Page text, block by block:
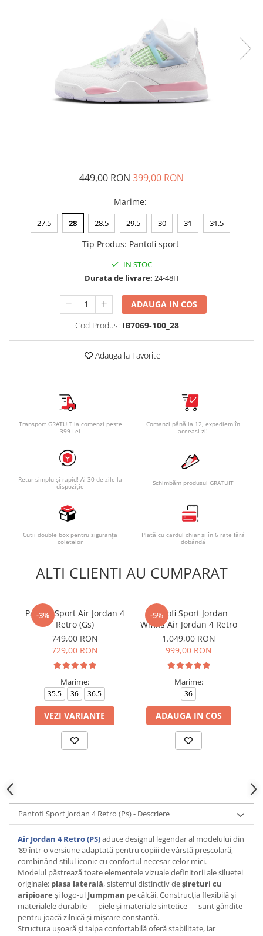
Pantaloni scurti Copii
Ingrijire incaltaminte
449,00 RON399,00 RON
Marime:
27.5 28 28.5 29.5 30 31 31.5
Tip Produs: Pantofi sport
IN STOC
Durata de livrare: 24-48H
ADAUGA IN COS
Cod Produs: IB7069-100_28
Adauga la Favorite
Transport GRATUIT la comenzi peste
399 Lei
Comanzi până la 12, expediem în
aceeași zi!
Retur simplu și rapid! Ai 30 de zile la
dispoziție
Schimbăm produsul GRATUIT
Cutii double box pentru siguranța
coletelor
Plată cu cardul chiar și în 6 rate fără
dobândă
ALTI CLIENTI AU CUMPARAT
-3%
Pantofi Sport Air Jordan 4
Retro (Gs)
749,00 RON
729,00 RON
Marime:
35.5 36 36.5
VEZI VARIANTE
-5%
Pantofi Sport Jordan
Wmns Air Jordan 4 Retro
1.049,00 RON
999,00 RON
Marime:
36
ADAUGA IN COS
Pantofi Sport Jordan 4 Retro (Ps) - Descriere
Air Jordan 4 Retro (PS)aduce designul legendar al modelului din
’89 într-o versiune adaptată pentru copiii de vârstă preșcolară,
combinând stilul iconic cu confortul necesar celor mici.
Modelul păstrează toate elementele vizuale definitorii ale siluetei
originale: plasa laterală, sistemul distinctiv deșireturi cu
aripioare și logo-ul Jumpman pe călcâi. Construcția flexibilă și
materialele durabile — piele și materiale sintetice — sunt gândite
pentru joacă zilnică și mișcare constantă.
Structura ușoară și talpa confortabilă oferă stabilitate, iar